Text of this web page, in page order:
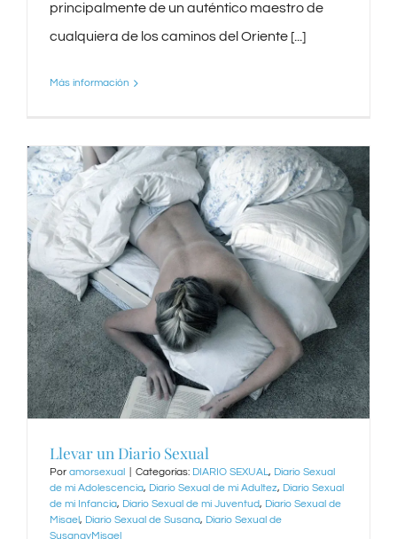
principalmente de un auténtico maestro de
cualquiera de los caminos del Oriente [...]
Más información
Llevar un Diario Sexual
Por amorsexual Categorías: DIARIO SEXUAL, Diario Sexual
de mi Adolescencia, Diario Sexual de mi Adultez, Diario Sexual
de mi Infancia, Diario Sexual de mi Juventud, Diario Sexual de
Misael, Diario Sexual de Susana, Diario Sexual de
SusanayMisael